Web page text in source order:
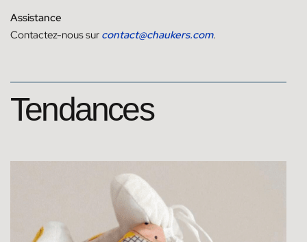
Assistance
Contactez-nous sur contact@chaukers.com.
Tendances